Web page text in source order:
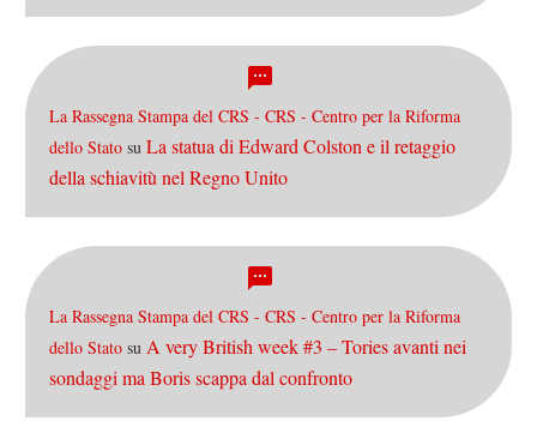
La Rassegna Stampa del CRS - CRS - Centro per la Riforma
dello Stato su La statua di Edward Colston e il retaggio
della schiavitù nel Regno Unito
La Rassegna Stampa del CRS - CRS - Centro per la Riforma
dello Stato su A very British week #3 – Tories avanti nei
sondaggi ma Boris scappa dal confronto